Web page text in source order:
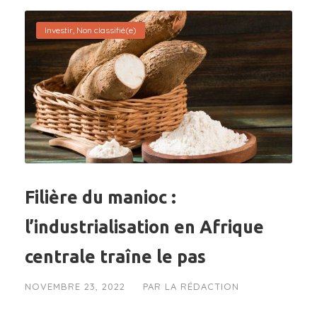
Investir, Non classifié(e)
Filière du manioc :
l’industrialisation en Afrique
centrale traîne le pas
NOVEMBRE 23, 2022 PAR LA RÉDACTION